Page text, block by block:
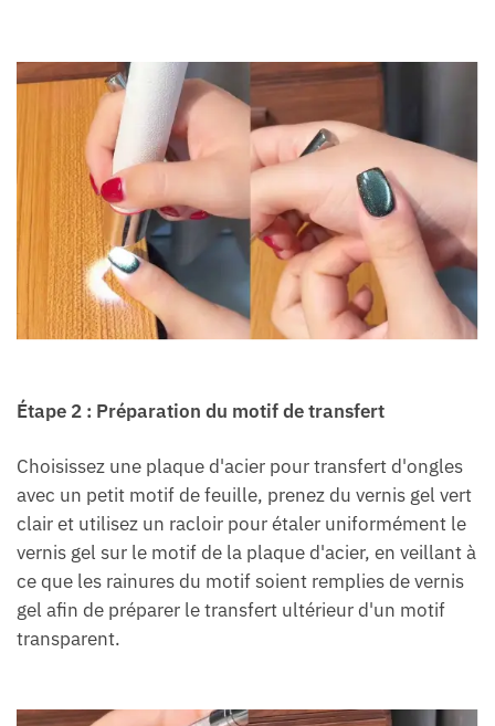
Étape 2 : Préparation du motif de transfert
Choisissez une plaque d'acier pour transfert d'ongles
avec un petit motif de feuille, prenez du vernis gel vert
clair et utilisez un racloir pour étaler uniformément le
vernis gel sur le motif de la plaque d'acier, en veillant à
ce que les rainures du motif soient remplies de vernis
gel afin de préparer le transfert ultérieur d'un motif
transparent.